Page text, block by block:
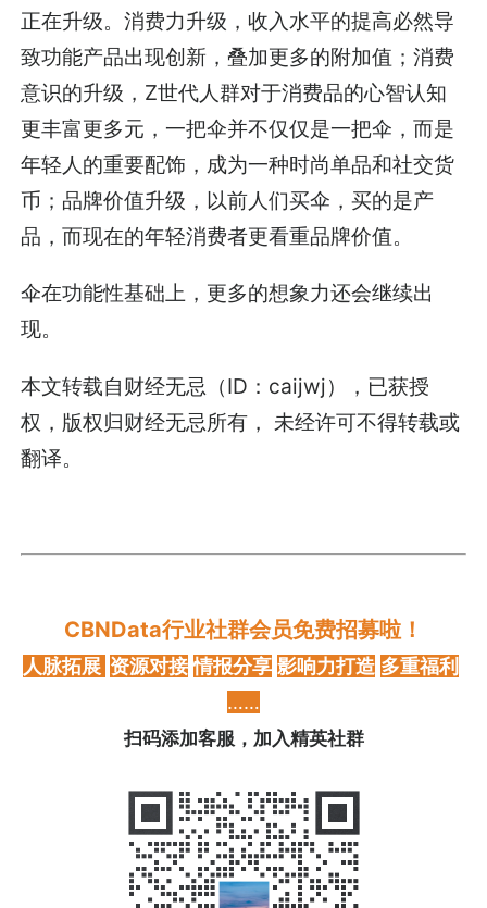
正在升级。消费力升级，收入水平的提高必然导
致功能产品出现创新，叠加更多的附加值；消费
意识的升级，Z世代人群对于消费品的心智认知
更丰富更多元，一把伞并不仅仅是一把伞，而是
年轻人的重要配饰，成为一种时尚单品和社交货
币；品牌价值升级，以前人们买伞，买的是产
品，而现在的年轻消费者更看重品牌价值。
伞在功能性基础上，更多的想象力还会继续出
现。
本文转载自财经无忌（ID：caijwj），已获授
权，版权归财经无忌所有， 未经许可不得转载或
翻译。
CBNData行业社群会员免费招募啦！
人脉拓展 资源对接 情报分享 影响力打造 多重福利
……
扫码添加客服，加入精英社群